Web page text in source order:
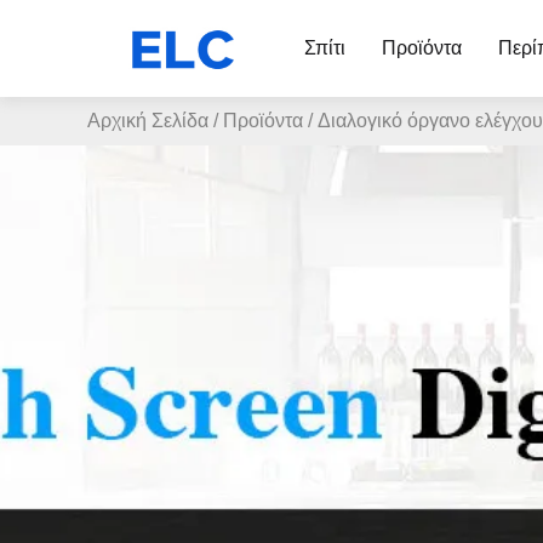
Σπίτι Προϊόντα
Αρχική Σελίδα / Προϊόντα / Διαλογικό όργανο